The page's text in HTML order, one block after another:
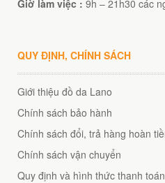
Giờ làm việc : 9h – 21h30 các
QUY ĐỊNH, CHÍNH SÁCH
Giới thiệu đồ da Lano
Chính sách bảo hành
Chính sách đổi, trả hàng hoàn
Chính sách vận chuyển
Quy định và hình thức thanh toán